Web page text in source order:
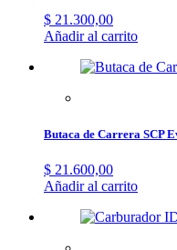
$ 21.300,00
Añadir al carrito
Butaca de Carrera SCP
$ 21.600,00
Añadir al carrito